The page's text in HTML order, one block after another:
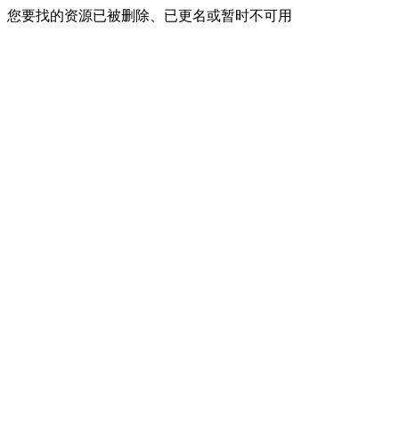
您要找的资源已被删除、已更名或暂时不可用